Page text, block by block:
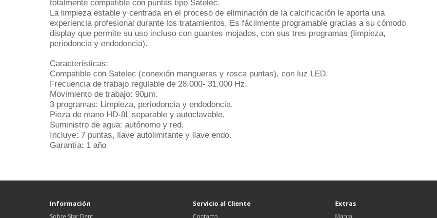
totalmente compatible con puntas tipo Satelec.
La limpieza estable y centrada en el proceso de eliminación de la calcificación le aporta una
experiencia profesional durante los tratamientos. Es fácilmente programable gracias a su cómodo
display que permite su uso incluso con guantes mojados, con sus tres programas (limpieza,
periodoncia y endodoncia).
Características:
Compatible con Satelec (conexión mangueras y rosca puntas), con luz LED.
Frecuencia de trabajo regulable de 28.000- 31.000 Hz.
Movimiento de trabajo: 90μm.
3 programas: Limpieza, periodoncia y endodoncia.
Pieza de mano HD-8L separable y autoclavable.
Suministro de agua: autónomo y red.
Incluye: 7 puntas, llave autolimitante y llave endo.
Garantía: 1 año
Información
Sobre Star Dent
Servicio al Cliente
Contacto
Extras
Marca